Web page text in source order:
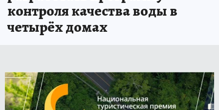
контроля качества воды в
четырёх домах